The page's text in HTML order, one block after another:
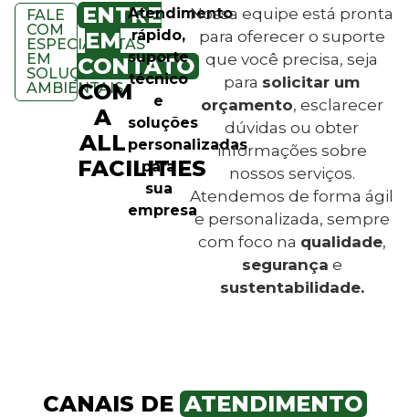
FALE
COM
ESPECIALISTAS
EM
SOLUÇÕES
AMBIENTAIS
ENTRE
EM
CONTATO
COM
A
ALL
FACILITIES
Atendimento
rápido,
suporte
técnico
e
soluções
personalizadas
para
sua
empresa
Nossa equipe está pronta
para oferecer o suporte
que você precisa, seja
para solicitar um
orçamento, esclarecer
dúvidas ou obter
informações sobre
nossos serviços.
Atendemos de forma ágil
e personalizada, sempre
com foco na qualidade,
segurança e
sustentabilidade.
CANAIS DE ATENDIMENTO